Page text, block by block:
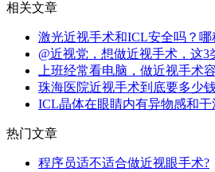
相关文章
激光近视手术和ICL安全吗？哪
@近视党，想做近视手术，这3
上班经常看电脑，做近视手术
珠海医院近视手术到底要多少
ICL晶体在眼睛内有异物感和干
热门文章
程序员适不适合做近视眼手术?